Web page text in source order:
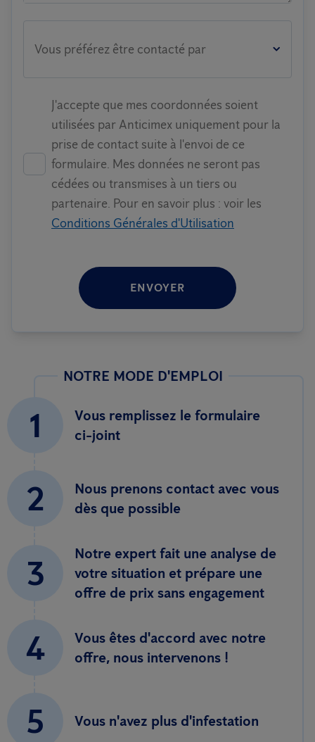
Vous préférez être contacté par
J'accepte que mes coordonnées soient
utilisées par Anticimex uniquement pour la
prise de contact suite à l'envoi de ce
formulaire. Mes données ne seront pas
cédées ou transmises à un tiers ou
partenaire. Pour en savoir plus : voir les
Conditions Générales d'Utilisation
ENVOYER
NOTRE MODE D'EMPLOI
1
Vous remplissez le formulaire
ci-joint
2
Nous prenons contact avec vous
dès que possible
3
Notre expert fait une analyse de
votre situation et prépare une
offre de prix sans engagement
4
Vous êtes d'accord avec notre
offre, nous intervenons !
5 Vous n'avez plus d'infestation